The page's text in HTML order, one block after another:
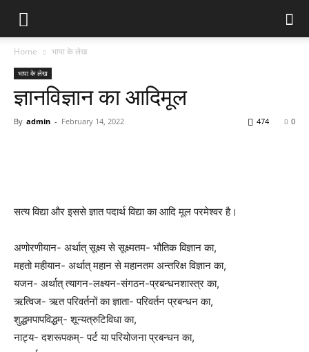
Home भापा के लेख
भापा के लेख
ज्ञानविज्ञान का आदिमूल
By admin - February 14, 2022 0
474
सत्य विद्या और इससे ज्ञात पदार्थ विद्या का आदि मूल परमेश्वर है।
अणोरणीयान- अर्थात् सूक्ष्म से सूक्ष्मतम- भौतिक विज्ञान का,
महतो महीयान- अर्थात् महान से महानतम अन्तरिक्ष विज्ञान का,
यजन- अर्थात् त्यागन-लक्ष्यन-संगठन-प्रबन्धनशास्त्र का,
ऋत्विज- ऋत परिवर्तनों का ज्ञाता- परिवर्तन प्रबन्धन का,
शुद्धमपापविद्धम्- शून्यत्रुटिविधा का,
नाट्य- दशरूपकम्- पर्ट या परियोजना प्रबन्धन का,